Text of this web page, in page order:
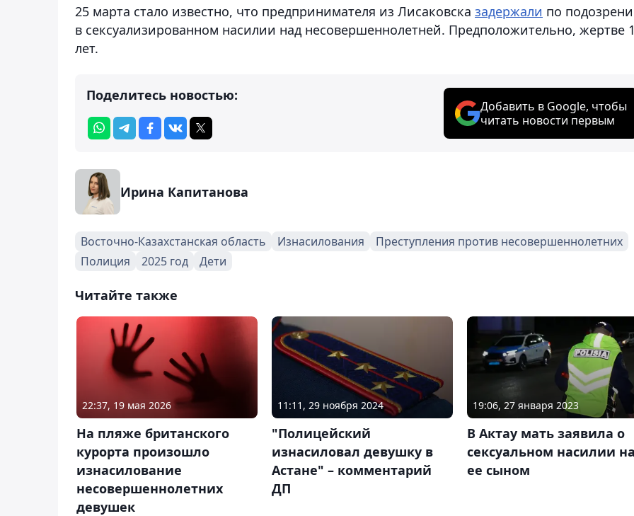
25 марта стало известно, что предпринимателя из Лисаковска задержали по
в сексуализированном насилии над несовершеннолетней. Предположительно, жертве
лет.
Поделитесь новостью:
Добавить в Google, чтобы
читать новости первым
Ирина Капитанова
Восточно-Казахстанская область Изнасилования
Преступления против несовершеннолетних
Полиция
2025 год Дети
Читайте также
22:37, 19 мая 2026
На пляже британского
курорта произошло
изнасилование
несовершеннолетних
девушек
11:11, 29 ноября 2024
"Полицейский
изнасиловал девушку в
Астане" – комментарий
ДП
19:06, 27 января 2023
В Актау мать заявила о
сексуальном насилии
ее сыном